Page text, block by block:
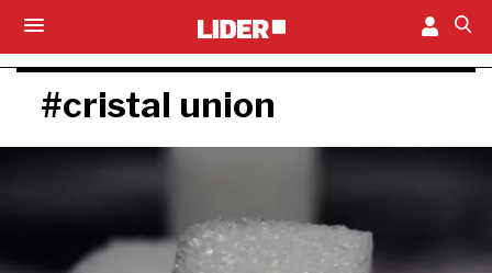
#cristal union